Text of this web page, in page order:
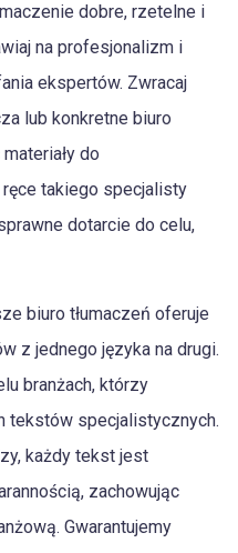
dobre, rzetelne i
na profesjonalizm i
ekspertów. Zwracaj
lub konkretne biuro
do
takiego specjalisty
dotarcie do celu,
biuro tłumaczeń oferuje
z jednego języka na drugi.
branżach, którzy
tekstów specjalistycznych.
każdy tekst jest
zachowując
Gwarantujemy